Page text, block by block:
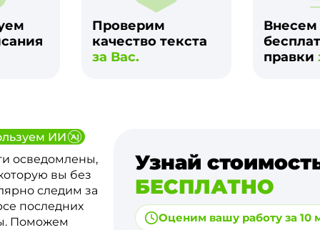
Проверим
качество текста
за Вас.
Внесем
правки
ИИ
осведомлены,
вы без
следим за
последних
Поможем
Узнай
БЕСПЛАТНО
Оценим вашу работу за 10